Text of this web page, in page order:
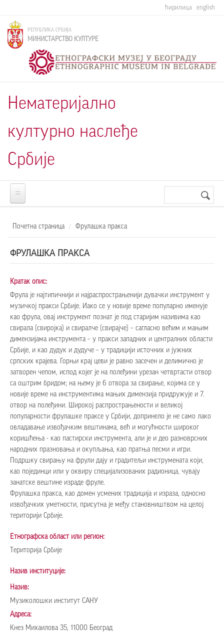
ћирилица english
РЕПУБЛИКА СРБИЈА
МИНИСТАРСТВО КУЛТУРЕ
Нематеријално
културно наслеђе
Србије
Почетна страница Фрулашка пракса
ФРУЛАШКА ПРАКСА
Кратак опис:
Фрула је најтипичнији и најраспрострањенији дувачки инструмент у
музичкој пракси Србије. Иако се у новије време популарно именује
као фрула, овај инструмент познат је под старијим називима као
свирала (свиројка) и свиралче (свирајче) – сагласно већим и мањим
димензијама инструмента – у пракси западних и централних области
Србије, и као дудук и дудуче – у традицији источних и јужних
српских крајева. Горњи крај цеви је равно засечен и делимично је
затворен чепом, испод којег је на полеђини урезан четвртасти отвор
са оштрим бридом; на њему је 6 отвора за свирање, којима се у
новије време на инструментима мањих димензија придружује и 7.
отвор на полеђини. Широкој распрострањености и великој
популарности фрулашке праксе у Србији, допринело је не само лако
овладавање извођачким вештинама, већ и могућности широког
коришћења - као пастирски инструмента, али је и део разноврсних
народних празновања и окупљања, као пратња песми и игри.
Подршку свирању на фрули дају и градитељи инструмената који,
као појединци или у оквиру специјализованих радионица, чувају
занатске вештине израде фруле.
Фрулашка пракса, као домен усмених традиција и израза, односно
извођачких уметности, присутна је међу становништвом на целој
територији Србије.
Етнографска област или регион:
Територија Србије
Назив институције:
Назив:
Музиколошки институт САНУ
Адреса:
Кнез Михаилова 35, 11000 Београд